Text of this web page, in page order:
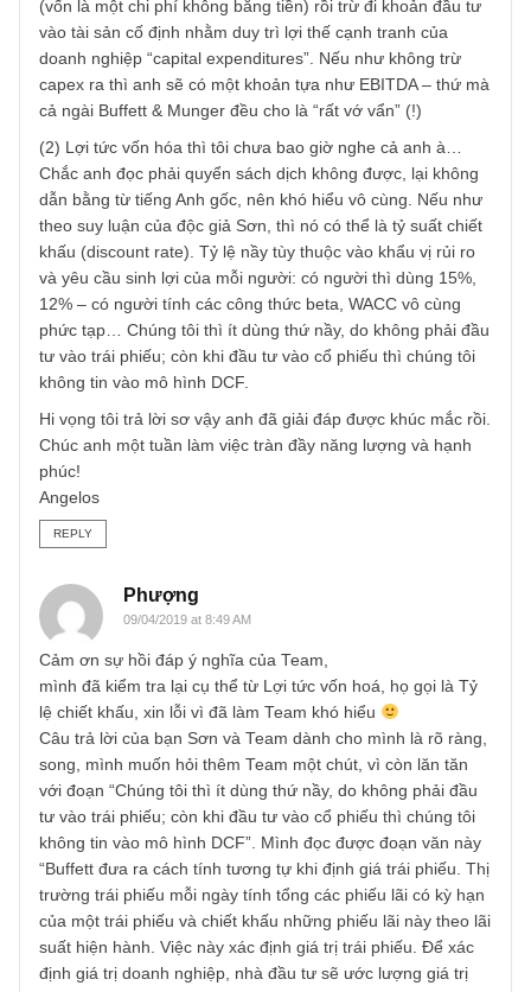
REPLY
TGN_Angelos
08/04/2019 at 10:37 PM
Vâng cám ơn lời ngợi khen tử tế và câu hỏi thú vị của anh,
tôi là Angelos xin thay mặt BBT đang bận rộn để trả lời
nhé:
(1) Anh độc giả Sơn đã trả lời hoàn toàn rồi. Tôi chỉ xin
lại ngọn ngành (origins) một chút:
Lợi nhuận dành cho chủ sở hữu “owner earnings” là một
khái niệm khá hay của ngài Buffett. Ông muốn quy con số
lợi nhuận ròng cuối bảng thành một chỉ tiêu hợp lý về mặt
bản chất hơn, nên ông cộng vào khấu hao “depreciations”
(vốn là một chi phí không bằng tiền) rồi trừ đi khoản đầu
vào tài sản cố định nhằm duy trì lợi thế cạnh tranh của
doanh nghiệp “capital expenditures”. Nếu như không trừ
capex ra thì anh sẽ có một khoản tựa như EBITDA – thứ
cả ngài Buffett & Munger đều cho là “rất vớ vẩn” (!)
Chắc anh đọc phải quyển sách dịch không được, lại
dẫn bằng từ tiếng Anh gốc, nên khó hiểu vô cùng. Nếu
theo suy luận của độc giả Sơn, thì nó có thể là tỷ suất
khấu (discount rate). Tỷ lệ nầy tùy thuộc vào khẩu vị rủi ro
và yêu cầu sinh lợi của mỗi người: có người thì dùng 15%,
12% – có người tính các công thức beta, WACC vô cùng
phức tạp… Chúng tôi thì ít dùng thứ nầy, do không phải
tư vào trái phiếu; còn khi đầu tư vào cổ phiếu thì chúng tôi
không tin vào mô hình DCF.
Hi vọng tôi trả lời sơ vậy anh đã giải đáp được khúc mắc
Chúc anh một tuần làm việc tràn đầy năng lượng và hạnh
phúc!
Angelos